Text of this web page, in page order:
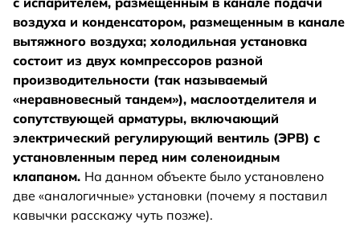
воздуха и конденсатором, размещенным в канале
вытяжного воздуха; холодильная установка
состоит из двух компрессоров разной
производительности (так называемый
«неравновесный тандем»), маслоотделителя и
сопутствующей арматуры, включающий
электрический регулирующий вентиль (ЭРВ) с
установленным перед ним соленоидным
клапаном. На данном объекте было установлено
две «аналогичные» установки (почему я поставил
кавычки расскажу чуть позже).